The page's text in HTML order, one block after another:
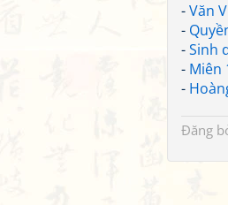
-Văn
-
-Sinh
- Miên
-
Đăng